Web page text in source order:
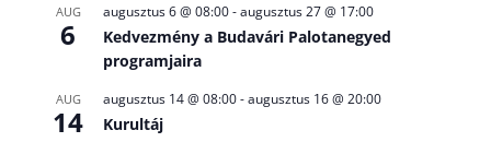
AUG
6
augusztus 6 @ 08:00-augusztus 27 @ 17:00
Kedvezmény a Budavári Palotanegyed
programjaira
AUG
14
augusztus 14 @ 08:00-augusztus 16 @ 20:00
Kurultáj